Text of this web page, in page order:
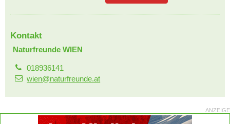
Kontakt
Naturfreunde WIEN
018936141
wien@naturfreunde.at
ANZEIGE